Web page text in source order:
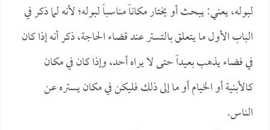
لبوله، يعني: يبحث أو يختار مكاناً مناسباً لبوله؛ لأنه لما ذكر في
الباب الأول ما يتعلق بالتستر عند قضاء الحاجة، ذكر أنه إذا كان
في فضاء يذهب بعيداً حتى لا يراه أحد، وإذا كان في مكان
كالأبنية أو الخيام أو ما إلى ذلك فليكن في مكان يستره عن
الناس.